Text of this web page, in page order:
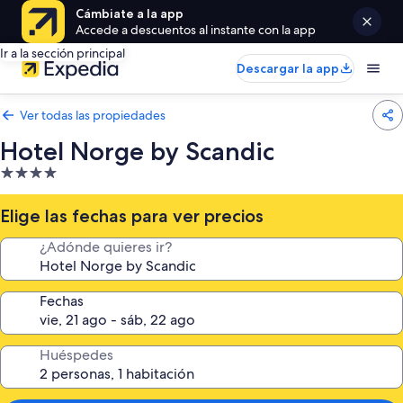
Cámbiate a la app
Accede a descuentos al instante con la app
Ir a la sección principal
Descargar la app
Ver todas las propiedades
Hotel Norge by Scandic
Propiedad
de
4.0
estrellas
Elige las fechas para ver precios
¿Adónde quieres ir?
Fechas
Huéspedes